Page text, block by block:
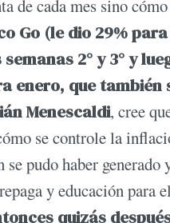
de cada mes sino
Go (le dio 29%
2° y 3° y
enero, que también
Menescaldi, cree
se controle la
pudo haber generado
y educación para el
quizás